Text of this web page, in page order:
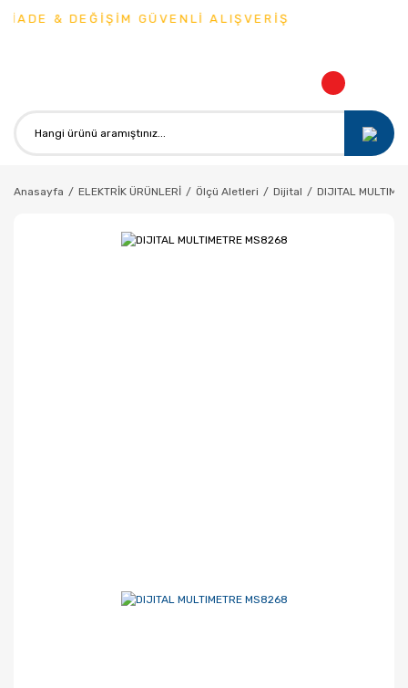
& DEĞİŞİM GÜVENLİ ALIŞVERİŞ
Anasayfa ELEKTRİK ÜRÜNLERİ Ölçü Aletleri Dijital DIJITAL